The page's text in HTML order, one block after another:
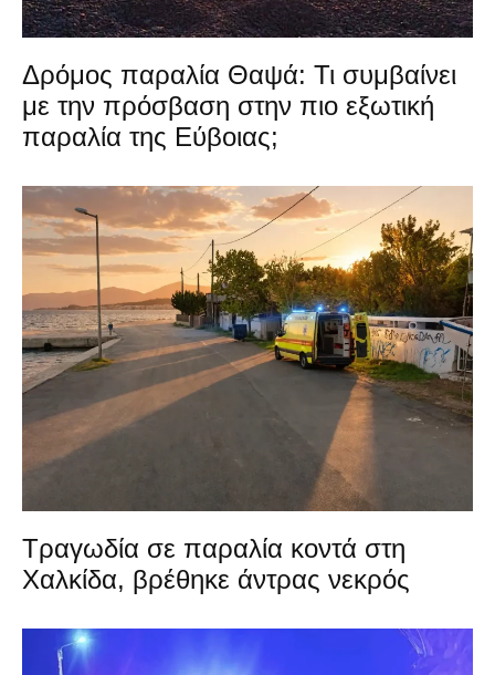
Δρόμος παραλία Θαψά: Τι συμβαίνει
με την πρόσβαση στην πιο εξωτική
παραλία της Εύβοιας;
Τραγωδία σε παραλία κοντά στη
Χαλκίδα, βρέθηκε άντρας νεκρός